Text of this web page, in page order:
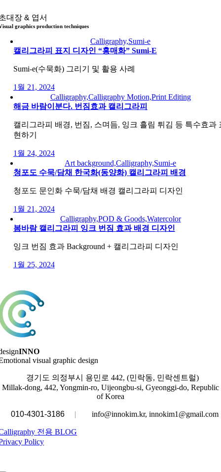
텐
츠
로
대장 & 엽서
graphics production techniques
Calligraphy,Sumi-e
캘리그라피 표지 디자인 “홍매화” Sumi-E
Sumi-e(수묵화) 그리기 및 활용 사례
1월 21, 2024
Calligraphy,Calligraphy Motion,Print Editing
해금 바람이분다. 번짐효과 캘리그라피
캘리그라피 배경, 번짐, 스며듬, 잉크 흘림 튀김 등 특수효과
현하기
1월 24, 2024
Art background,Calligraphy,Sumi-e
청포도 수묵/담채 한국화(동양화) 캘리그라피 배경
청포도 문인화 수묵/담채 배경 캘리그라피 디자인
1월 21, 2024
Calligraphy,POD & Goods,Watercolor
봄바람 캘리그라피 잉크 번짐 효과 배경 디자인
잉크 번짐 효과 Background + 캘리그라피 디자인
1월 25, 2024
INNO
visual graphic design
경기도 의정부시 용민로 442, (민락동, 민락센트럴)
Millak-dong, 442, Yongmin-ro, Uijeongbu-si, Gyeonggi-do, Republic
of Korea
010-4301-3186 | info@innokim.kr, innokim1@gmail.com
전용 BLOG
Policy